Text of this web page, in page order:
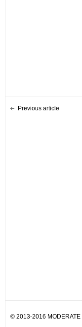
Previous article
© 2013-2016 MODERATE